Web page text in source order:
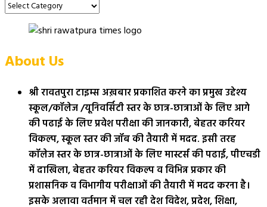
About Us
श्री रावतपुरा टाइम्स अख़बार प्रकाशित करने का प्रमुख उद्देश्य
स्कूल/कॉलेज /यूनिवर्सिटी स्तर के छात्र-छात्राओं के लिए आगे
की पढाई के लिए प्रवेश परीक्षा की जानकारी, बेहतर करियर
विकल्प, स्कूल स्तर की जॉब की तैयारी में मदद. इसी तरह
कॉलेज स्तर के छात्र-छात्राओं के लिए मास्टर्स की पढाई, पीएचडी
में दाखिला, बेहतर करियर विकल्प व विभिन्न प्रकार की
प्रशासनिक व विभागीय परीक्षाओं की तैयारी में मदद करना है।
इसके अलावा वर्तमान में चल रही देश विदेश, प्रदेश, शिक्षा,